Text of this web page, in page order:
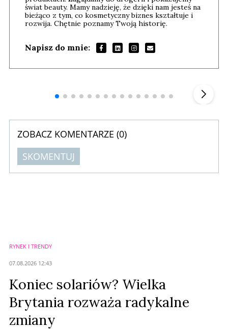
świat beauty. Mamy nadzieję, że dzięki nam jesteś na
bieżąco z tym, co kosmetyczny biznes kształtuje i
rozwija. Chętnie poznamy Twoją historię.
Napisz do mnie:
Andrzej i Marta Sterniccy Marta i
ZOBACZ KOMENTARZE (0)
SKOMENTUJ
RYNEK I TRENDY
07.08.2026 12:43
Koniec solariów? Wielka
Brytania rozważa radykalne
zmiany